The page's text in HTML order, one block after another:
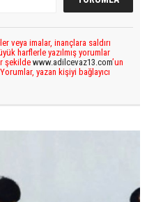
veya imalar, inançlara saldırı
harflerle yazılmış yorumlar
şekilde www.adilcevaz13.com’un
yazan kişiyi bağlayıcı